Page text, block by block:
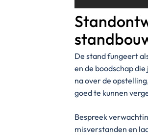
De stand fungeert
en de boodschap
na over de
goed te kunnen
Bespreek
misverstanden en